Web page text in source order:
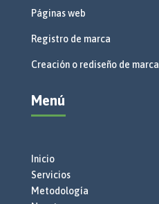
Páginas web
Registro de marca
Creación o rediseño de marca
Menú
Inicio
Servicios
Metodología